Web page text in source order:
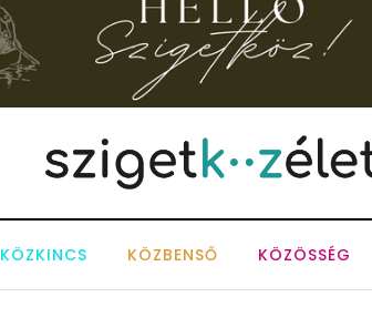
KÖZKINCS KÖZBENSŐ KÖZÖSSÉG